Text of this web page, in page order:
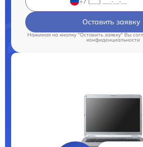
Оставить заявку
Нажимая на кнопку "Оставить заявку" Вы
конфиденциальности